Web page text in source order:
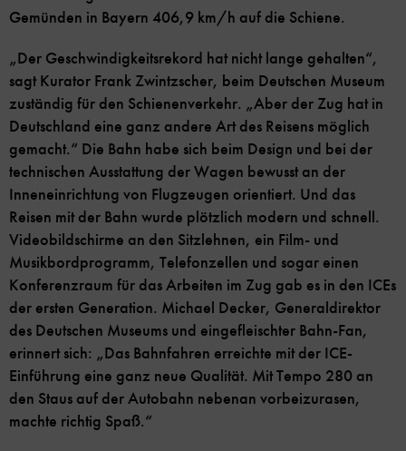
Gemünden in Bayern 406,9 km/h auf die Schiene.
„Der Geschwindigkeitsrekord hat nicht lange gehalten“,
sagt Kurator Frank Zwintzscher, beim Deutschen Museum
zuständig für den Schienenverkehr. „Aber der Zug hat in
Deutschland eine ganz andere Art des Reisens möglich
gemacht.“ Die Bahn habe sich beim Design und bei der
technischen Ausstattung der Wagen bewusst an der
Inneneinrichtung von Flugzeugen orientiert. Und das
Reisen mit der Bahn wurde plötzlich modern und schnell.
Videobildschirme an den Sitzlehnen, ein Film- und
Musikbordprogramm, Telefonzellen und sogar einen
Konferenzraum für das Arbeiten im Zug gab es in den ICEs
der ersten Generation. Michael Decker, Generaldirektor
des Deutschen Museums und eingefleischter Bahn-Fan,
erinnert sich: „Das Bahnfahren erreichte mit der ICE-
Einführung eine ganz neue Qualität. Mit Tempo 280 an
den Staus auf der Autobahn nebenan vorbeizurasen,
machte richtig Spaß.“